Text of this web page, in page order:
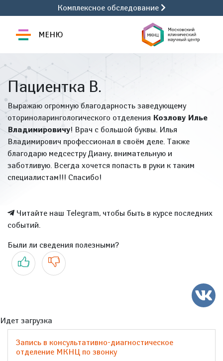
Комплексное обследование
МЕНЮ
Пациентка В.
Выражаю огромную благодарность заведующему
оториноларингологического отделения Козлову Илье
Владимировичу! Врач с большой буквы. Илья
Владимирович профессионал в своём деле. Также
благодарю медсестру Диану, внимательную и
заботливую. Всегда хочется попасть в руки к таким
специалистам!!! Спасибо!
Читайте наш Telegram, чтобы быть в курсе последних
событий.
Были ли сведения полезными?
Да Нет
Идет загрузка
Запись в консультативно-диагностическое
отделение МКНЦ по звонку